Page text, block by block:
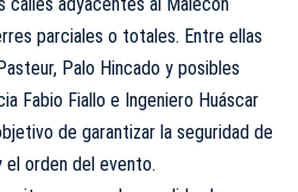
calles adyacentes al Malecón
parciales o totales. Entre ellas
Palo Hincado y posibles
Fabio Fiallo e Ingeniero Huáscar
de garantizar la seguridad de
el orden del evento.